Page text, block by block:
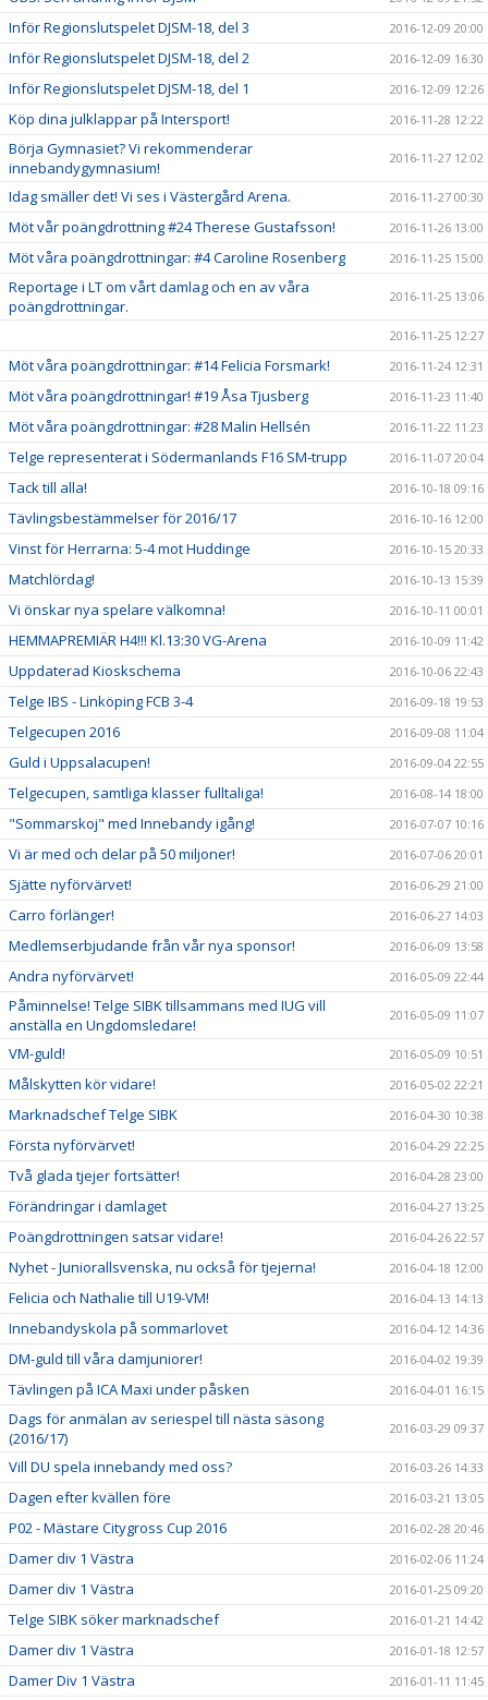
Inför Regionslutspelet DJSM-18, del 3 2016-12-09 20:00
Inför Regionslutspelet DJSM-18, del 2 2016-12-09 16:30
Inför Regionslutspelet DJSM-18, del 1 2016-12-09 12:26
Köp dina julklappar på Intersport! 2016-11-28 12:22
Börja Gymnasiet? Vi rekommenderar
innebandygymnasium!
2016-11-27 12:02
Idag smäller det! Vi ses i Västergård Arena. 2016-11-27 00:30
Möt vår poängdrottning #24 Therese Gustafsson! 2016-11-26 13:00
Möt våra poängdrottningar: #4 Caroline Rosenberg 2016-11-25 15:00
Reportage i LT om vårt damlag och en av våra
poängdrottningar.
2016-11-25 13:06
2016-11-25 12:27
Möt våra poängdrottningar: #14 Felicia Forsmark! 2016-11-24 12:31
Möt våra poängdrottningar! #19 Åsa Tjusberg 2016-11-23 11:40
Möt våra poängdrottningar: #28 Malin Hellsén 2016-11-22 11:23
Telge representerat i Södermanlands F16 SM-trupp 2016-11-07 20:04
Tack till alla! 2016-10-18 09:16
Tävlingsbestämmelser för 2016/17 2016-10-16 12:00
Vinst för Herrarna: 5-4 mot Huddinge 2016-10-15 20:33
Matchlördag! 2016-10-13 15:39
Vi önskar nya spelare välkomna! 2016-10-11 00:01
HEMMAPREMIÄR H4!!! Kl.13:30 VG-Arena 2016-10-09 11:42
Uppdaterad Kioskschema 2016-10-06 22:43
Telge IBS - Linköping FCB 3-4 2016-09-18 19:53
Telgecupen 2016 2016-09-08 11:04
Guld i Uppsalacupen! 2016-09-04 22:55
Telgecupen, samtliga klasser fulltaliga! 2016-08-14 18:00
"Sommarskoj" med Innebandy igång! 2016-07-07 10:16
Vi är med och delar på 50 miljoner! 2016-07-06 20:01
Sjätte nyförvärvet! 2016-06-29 21:00
Carro förlänger! 2016-06-27 14:03
Medlemserbjudande från vår nya sponsor! 2016-06-09 13:58
Andra nyförvärvet! 2016-05-09 22:44
Påminnelse! Telge SIBK tillsammans med IUG vill
anställa en Ungdomsledare!
2016-05-09 11:07
VM-guld! 2016-05-09 10:51
Målskytten kör vidare! 2016-05-02 22:21
Marknadschef Telge SIBK 2016-04-30 10:38
Första nyförvärvet! 2016-04-29 22:25
Två glada tjejer fortsätter! 2016-04-28 23:00
Förändringar i damlaget 2016-04-27 13:25
Poängdrottningen satsar vidare! 2016-04-26 22:57
Nyhet - Juniorallsvenska, nu också för tjejerna! 2016-04-18 12:00
Felicia och Nathalie till U19-VM! 2016-04-13 14:13
Innebandyskola på sommarlovet 2016-04-12 14:36
DM-guld till våra damjuniorer! 2016-04-02 19:39
Tävlingen på ICA Maxi under påsken 2016-04-01 16:15
Dags för anmälan av seriespel till nästa säsong
(2016/17)
2016-03-29 09:37
Vill DU spela innebandy med oss? 2016-03-26 14:33
Dagen efter kvällen före 2016-03-21 13:05
P02 - Mästare Citygross Cup 2016 2016-02-28 20:46
Damer div 1 Västra 2016-02-06 11:24
Damer div 1 Västra 2016-01-25 09:20
Telge SIBK söker marknadschef 2016-01-21 14:42
Damer div 1 Västra 2016-01-18 12:57
Damer Div 1 Västra 2016-01-11 11:45